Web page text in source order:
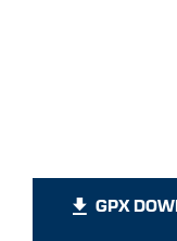
GPX